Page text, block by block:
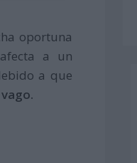
oportuna
a un
a que